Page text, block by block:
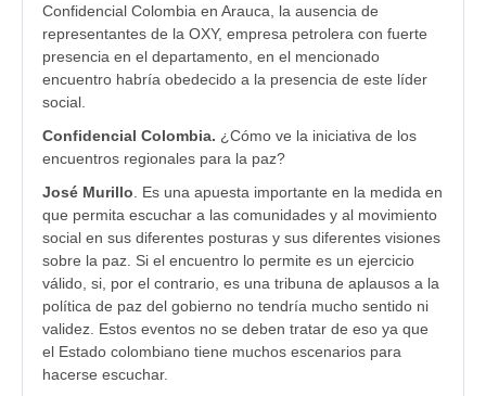
Confidencial Colombia en Arauca, la ausencia de
representantes de la OXY, empresa petrolera con fuerte
presencia en el departamento, en el mencionado
encuentro habría obedecido a la presencia de este líder
social.
Confidencial Colombia. ¿Cómo ve la iniciativa de los
encuentros regionales para la paz?
José Murillo . Es una apuesta importante en la medida en
que permita escuchar a las comunidades y al movimiento
social en sus diferentes posturas y sus diferentes visiones
sobre la paz. Si el encuentro lo permite es un ejercicio
válido, si, por el contrario, es una tribuna de aplausos a la
política de paz del gobierno no tendría mucho sentido ni
validez. Estos eventos no se deben tratar de eso ya que
el Estado colombiano tiene muchos escenarios para
hacerse escuchar.